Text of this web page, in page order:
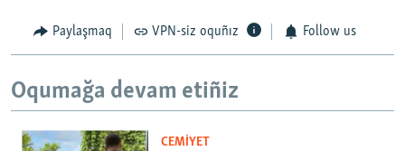
Paylaşmaq VPN-siz oquñız Follow us
Oqumağa devam etiñiz
CEMİYET